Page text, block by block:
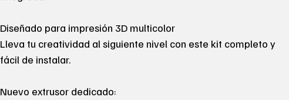
Diseñado para impresión 3D multicolor
Lleva tu creatividad al siguiente nivel con este kit completo y
fácil de instalar.
Nuevo extrusor dedicado: